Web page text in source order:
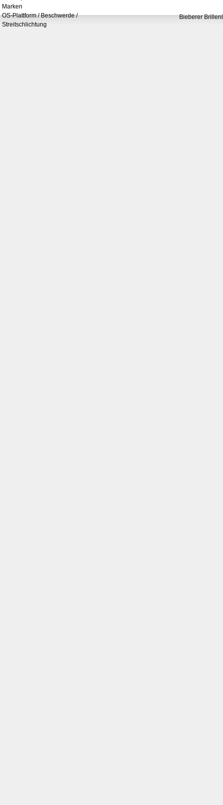
Marken
OS-Plattform / Beschwerde /
Streitschlichtung
Bieberer